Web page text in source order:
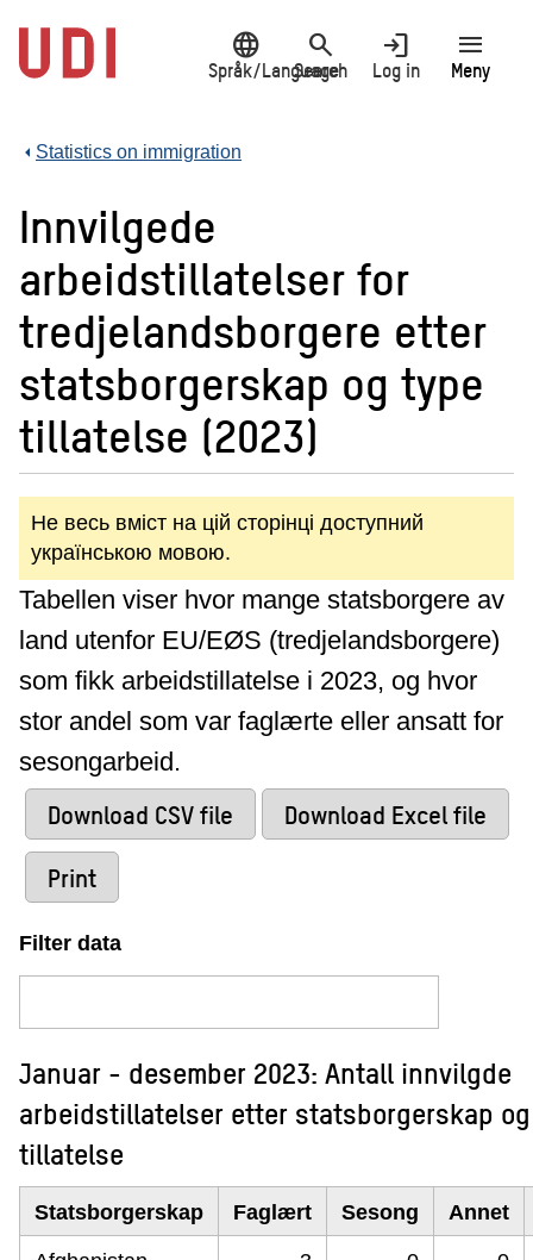
main
content
language
Språk/Language
search
Search
login
Log in
menu
Meny
Statistics on immigration
Innvilgede
arbeidstillatelser for
tredjelandsborgere etter
statsborgerskap og type
tillatelse (2023)
Не весь вміст на цій сторінці доступний
українською мовою.
Tabellen viser hvor mange statsborgere av
land utenfor EU/EØS (tredjelandsborgere)
som fikk arbeidstillatelse i 2023, og hvor
stor andel som var faglærte eller ansatt for
sesongarbeid.
Download CSV file
Download Excel file
Print
Filter data
Januar - desember 2023: Antall innvilgde
arbeidstillatelser etter statsborgerskap
tillatelse
Statsborgerskap Faglært Sesong Annet